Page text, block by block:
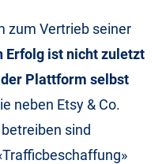
zum Vertrieb seiner
Erfolg ist nicht zuletzt
Plattform selbst
neben Etsy & Co.
sind